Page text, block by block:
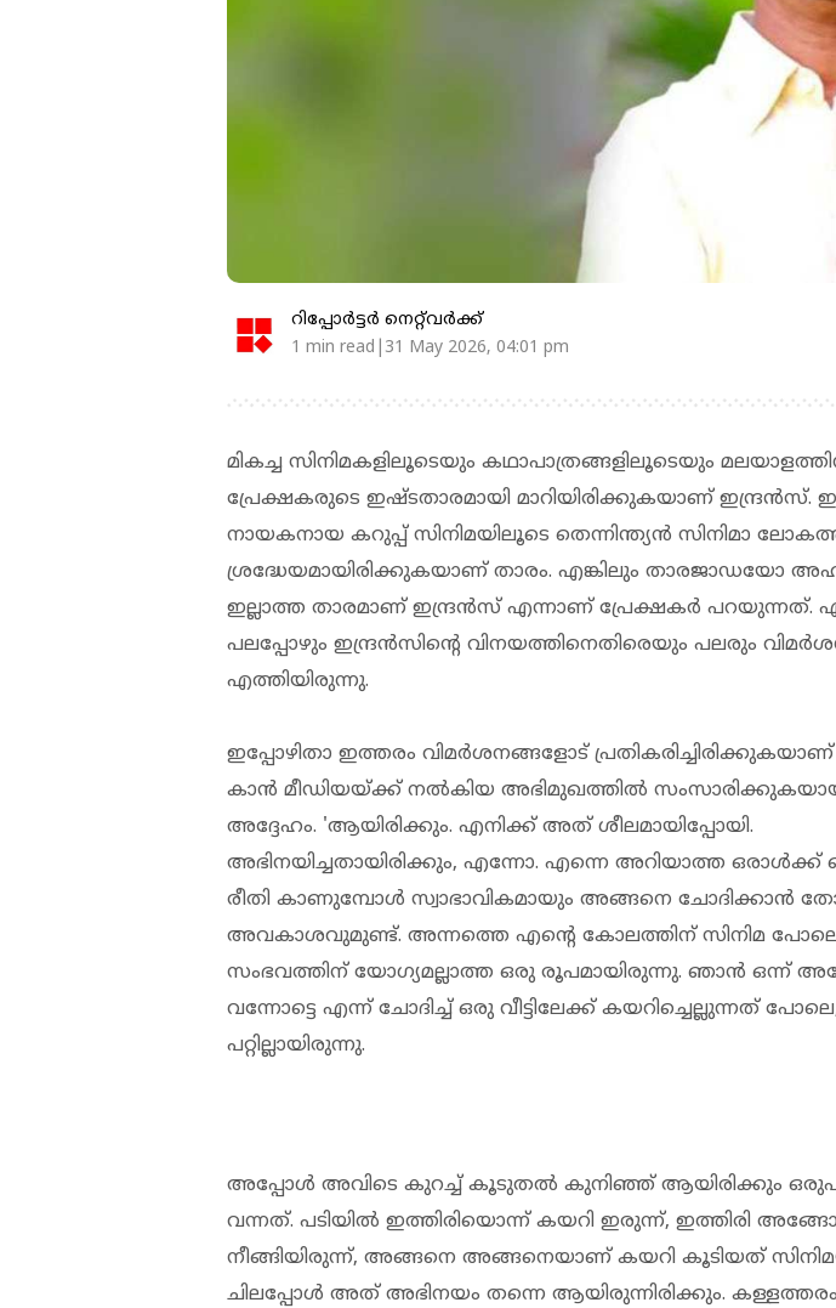
റിപ്പോർട്ടർ നെറ്റ്‌വര്‍ക്ക്‌
1 min read|31 May 2026, 04:01 pm
മികച്ച സിനിമകളിലൂടെയും കഥാപാത്രങ്ങളിലൂടെയും
പ്രേക്ഷകരുടെ ഇഷ്ടതാരമായി മാറിയിരിക്കുകയാണ് ഇന്ദ്രന്‍സ്.
നായകനായ കറുപ്പ് സിനിമയിലൂടെ തെന്നിന്ത്യന്‍ സിനിമാ
ശ്രദ്ധേയമായിരിക്കുകയാണ് താരം. എങ്കിലും താരജാഡയോ
ഇല്ലാത്ത താരമാണ് ഇന്ദ്രന്‍സ് എന്നാണ് പ്രേക്ഷകര്‍ പറയുന്നത്.
പലപ്പോഴും ഇന്ദ്രന്‍സിന്റെ വിനയത്തിനെതിരെയും പലരും
എത്തിയിരുന്നു.
ഇപ്പോഴിതാ ഇത്തരം വിമര്‍ശനങ്ങളോട്
കാന്‍ മീഡിയയ്ക്ക് നല്‍കിയ അഭിമുഖത്തില്‍
അദ്ദേഹം. 'ആയിരിക്കും. എനിക്ക് അത് ശീലമായിപ്പോയി.
അഭിനയിച്ചതായിരിക്കും, എന്നോ. എന്നെ അറിയാത്ത ഒരാള്‍ക്ക്
രീതി കാണുമ്പോള്‍ സ്വാഭാവികമായും അങ്ങനെ ചോദിക്കാന്‍
അവകാശവുമുണ്ട്. അന്നത്തെ എന്റെ കോലത്തിന് സിനിമ
സംഭവത്തിന് യോഗ്യമല്ലാത്ത ഒരു രൂപമായിരുന്നു. ഞാന്‍ ഒന്ന്
വന്നോട്ടെ എന്ന് ചോദിച്ച് ഒരു വീട്ടിലേക്ക് കയറിച്ചെല്ലുന്നത്
പറ്റില്ലായിരുന്നു.
അപ്പോള്‍ അവിടെ കുറച്ച് കൂടുതല്‍ കുനിഞ്ഞ് ആയിരിക്കും
വന്നത്. പടിയില്‍ ഇത്തിരിയൊന്ന് കയറി ഇരുന്ന്, ഇത്തിരി
നീങ്ങിയിരുന്ന്, അങ്ങനെ അങ്ങനെയാണ് കയറി കൂടിയത്
ചിലപ്പോള്‍ അത് അഭിനയം തന്നെ ആയിരുന്നിരിക്കും.